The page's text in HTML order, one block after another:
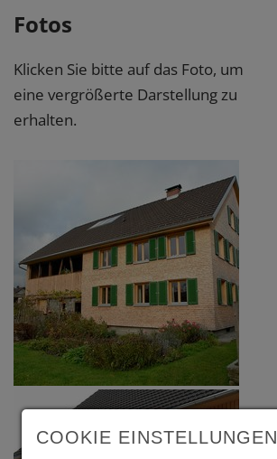
Fotos
Klicken Sie bitte auf das Foto, um
eine vergrößerte Darstellung zu
erhalten.
COOKIE EINSTELLUNGEN